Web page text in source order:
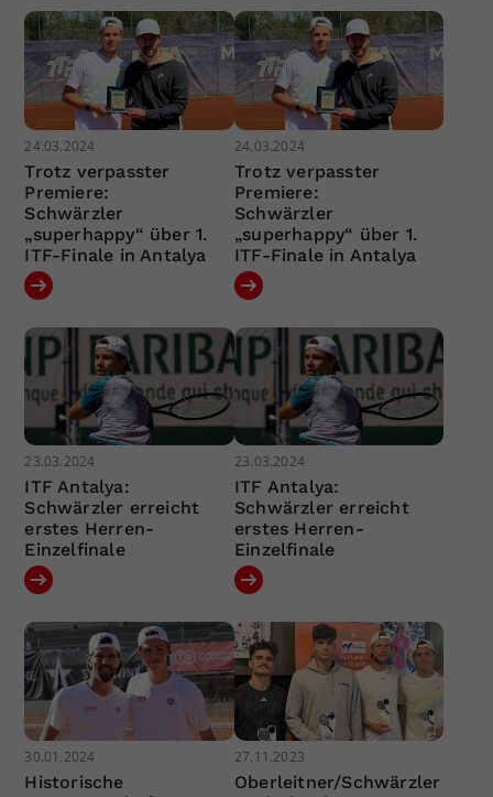
24.03.2024
Trotz verpasster
Premiere:
Schwärzler
„superhappy“ über 1.
ITF-Finale in Antalya
24.03.2024
Trotz verpasster
Premiere:
Schwärzler
„superhappy“ über 1.
ITF-Finale in Antalya
23.03.2024
ITF Antalya:
Schwärzler erreicht
erstes Herren-
Einzelfinale
23.03.2024
ITF Antalya:
Schwärzler erreicht
erstes Herren-
Einzelfinale
30.01.2024
Historische
27.11.2023
Oberleitner/Schwärzler